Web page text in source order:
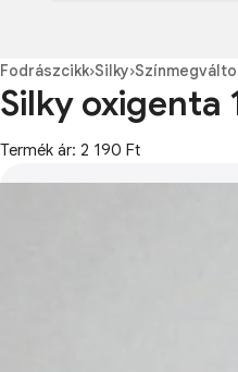
Fodrászcikk›Silky›
Silky oxigenta
Termék ár: 2 190 Ft